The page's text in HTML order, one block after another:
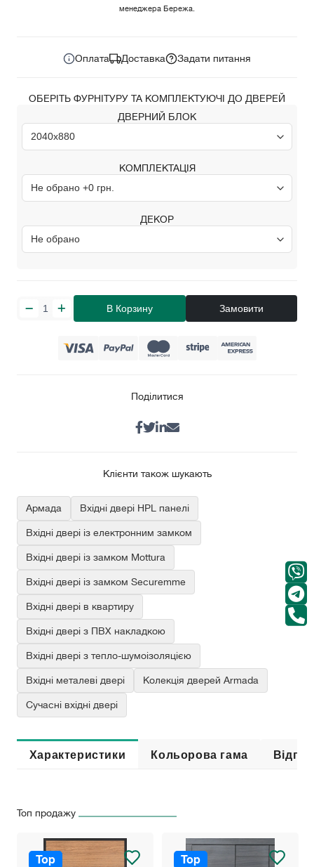
менеджера Бережа.
Оплата Доставка Задати питання
ОБЕРІТЬ ФУРНІТУРУ ТА КОМПЛЕКТУЮЧІ ДО ДВЕРЕЙ
ДВЕРНИЙ БЛОК
КОМПЛЕКТАЦІЯ
ДЕКОР
В Корзину Замовити
Поділитися
Клієнти також шукають
Армада Вхідні двері HPL панелі
Вхідні двері із електронним замком
Вхідні двері із замком Mottura
Вхідні двері із замком Securemme
Вхідні двері в квартиру
Вхідні двері з ПВХ накладкою
Вхідні двері з тепло-шумоізоляцією
Вхідні металеві двері Колекція дверей Armada
Сучасні вхідні двері
Характеристики Кольорова гама
Топ продажу
Top Top